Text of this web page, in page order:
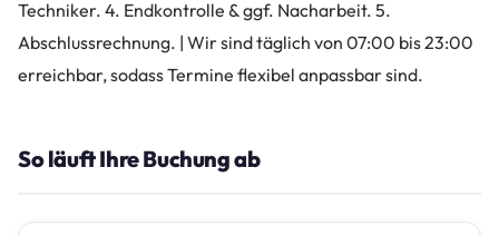
Techniker. 4. Endkontrolle & ggf. Nacharbeit. 5.
Abschlussrechnung. | Wir sind täglich von 07:00 bis 23:00
erreichbar, sodass Termine flexibel anpassbar sind.
So läuft Ihre Buchung ab